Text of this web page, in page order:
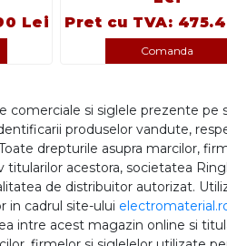
Lei
Pret cu TVA:
Comanda
comerciale si siglele prezente pe
produselor vandute,
drepturile asupra marcilor,
titularilor acestora, societatea
de distribuitor autorizat.
in cadrul site-ului
intre acest magazin online si